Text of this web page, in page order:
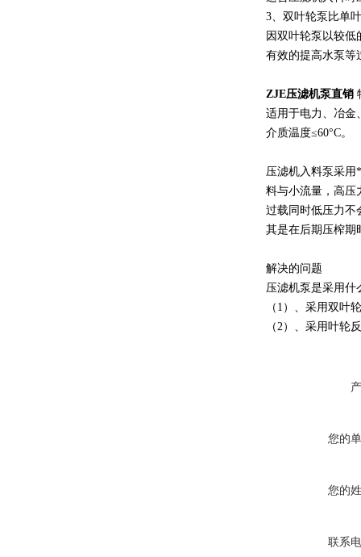
3、双叶轮泵比单
因双叶轮泵以较
有效的提高水泵等
ZJE压滤机泵直销
适用于电力、冶金
介质温度≤60°C。
压滤机入料泵采用
料与小流量，高压
过载同时低压力不
其是在后期压榨期
解决的问题
压滤机泵是采用什
（1）、采用双叶
（2）、采用叶轮
您的
您的
联系